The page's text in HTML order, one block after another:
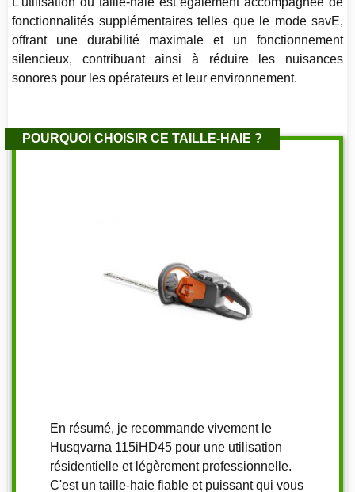
fonctionnalités supplémentaires telles que le mode savE,
offrant une durabilité maximale et un fonctionnement
silencieux, contribuant ainsi à réduire les nuisances
sonores pour les opérateurs et leur environnement.
POURQUOI CHOISIR CE TAILLE-HAIE ?
En résumé, je recommande vivement le
Husqvarna 115iHD45 pour une utilisation
résidentielle et légèrement professionnelle.
C'est un taille-haie fiable et puissant qui vous